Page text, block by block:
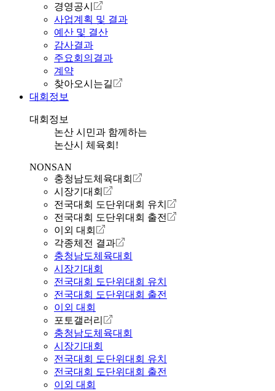
경영공시
사업계획 및 결과
예산 및 결산
감사결과
주요회의결과
계약
찾아오시는길
대회정보
대회정보
논산 시민과 함께하는
논산시 체육회!
NONSAN
충청남도체육대회
시장기대회
전국대회 도단위대회 유치
전국대회 도단위대회 출전
이외 대회
각종체전 결과
충청남도체육대회
시장기대회
전국대회 도단위대회 유치
전국대회 도단위대회 출전
이외 대회
포토갤러리
충청남도체육대회
시장기대회
전국대회 도단위대회 유치
전국대회 도단위대회 출전
이외 대회